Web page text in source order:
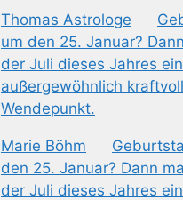
Thomas Astrologe
um den 25. Januar?
der Juli dieses Jahres
außergewöhnlich
Wendepunkt.
Marie Böhm
den 25. Januar? Dann
der Juli dieses Jahres